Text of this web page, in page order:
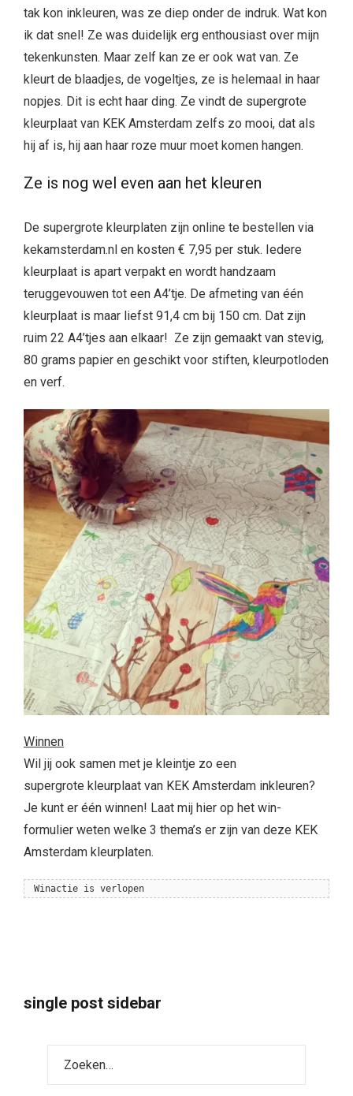
tak kon inkleuren, was ze diep onder de indruk. Wat kon
ik dat snel! Ze was duidelijk erg enthousiast over mijn
tekenkunsten. Maar zelf kan ze er ook wat van. Ze
kleurt de blaadjes, de vogeltjes, ze is helemaal in haar
nopjes. Dit is echt haar ding. Ze vindt de supergrote
kleurplaat van KEK Amsterdam zelfs zo mooi, dat als
hij af is, hij aan haar roze muur moet komen hangen.
Ze is nog wel even aan het kleuren
De supergrote kleurplaten zijn online te bestellen via
kekamsterdam.nl en kosten € 7,95 per stuk. Iedere
kleurplaat is apart verpakt en wordt handzaam
teruggevouwen tot een A4’tje. De afmeting van één
kleurplaat is maar liefst 91,4 cm bij 150 cm. Dat zijn
ruim 22 A4’tjes aan elkaar! Ze zijn gemaakt van stevig,
80 grams papier en geschikt voor stiften, kleurpotloden
en verf.
Winnen
Wil jij ook samen met je kleintje zo een
supergrote kleurplaat van KEK Amsterdam inkleuren?
Je kunt er één winnen! Laat mij hier op het win-
formulier weten welke 3 thema’s er zijn van deze KEK
Amsterdam kleurplaten.
Winactie is verlopen
single post sidebar